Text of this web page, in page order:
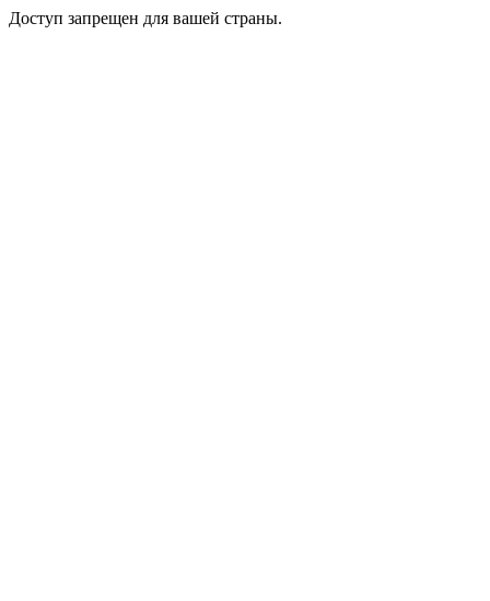
Доступ запрещен для вашей страны.